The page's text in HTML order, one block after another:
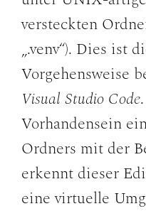
versteckten
„.venv“). Dies ist
Vorgehensweise
Visual Studio Code
Vorhandensein
Ordners mit der
erkennt dieser
eine virtuelle